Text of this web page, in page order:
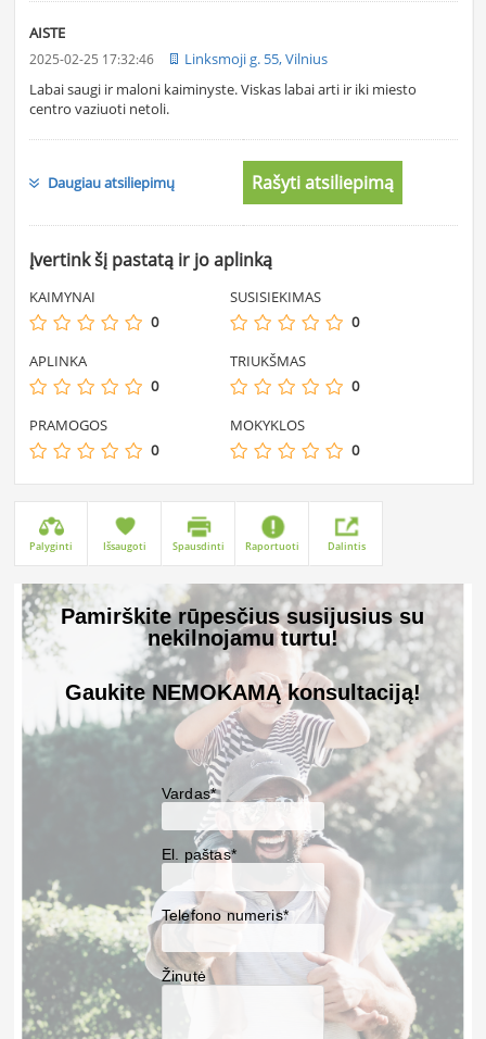
AISTE
2025-02-25 17:32:46
Linksmoji g. 55, Vilnius
Labai saugi ir maloni kaiminyste. Viskas labai arti ir iki miesto
centro vaziuoti netoli.
Daugiau atsiliepimų Rašyti atsiliepimą
Įvertink šį pastatą ir jo aplinką
KAIMYNAI
0
SUSISIEKIMAS
0
APLINKA
0
TRIUKŠMAS
0
PRAMOGOS
0
MOKYKLOS
0
Palyginti Išsaugoti Spausdinti Raportuoti Dalintis
Pamirškite rūpesčius susijusius su
nekilnojamu turtu!
Gaukite NEMOKAMĄ konsultaciją!
Vardas*
El. paštas*
Telefono numeris*
Žinutė